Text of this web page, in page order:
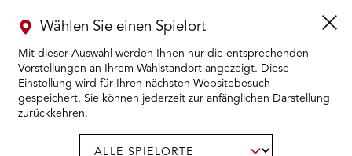
Wählen Sie einen Spielort
Mit dieser Auswahl werden Ihnen nur die entsprechenden
Vorstellungen an Ihrem Wahlstandort angezeigt. Diese
Einstellung wird für Ihren nächsten Websitebesuch
gespeichert. Sie können jederzeit zur anfänglichen Darstellung
zurückkehren.